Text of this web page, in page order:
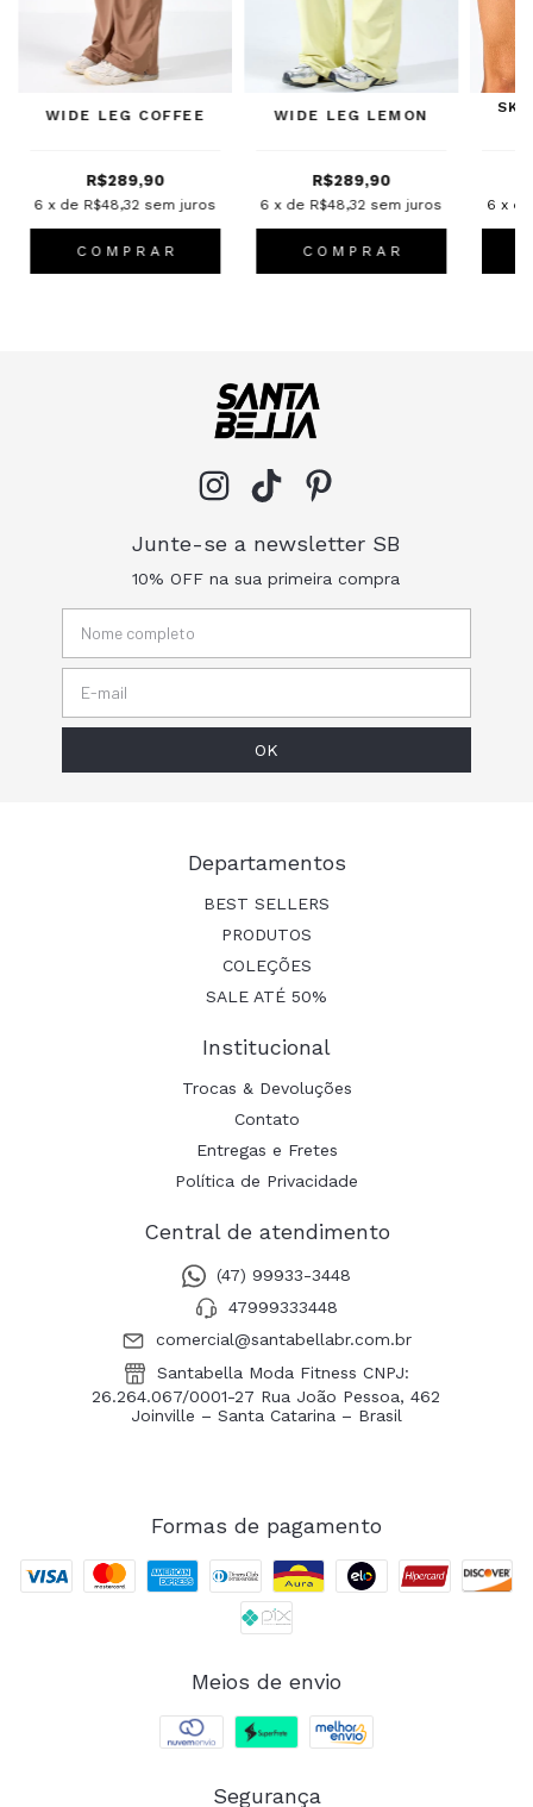
WIDE LEG COFFEE
R$289,90
6 x de R$48,32 sem juros
C O M P R A R
WIDE LEG LEMON
R$289,90
6 x de R$48,32 sem juros
C O M P R A R
6 x
Junte-se a newsletter SB
10% OFF na sua primeira compra
Departamentos
BEST SELLERS
PRODUTOS
COLEÇÕES
SALE ATÉ 50%
Institucional
Trocas & Devoluções
Contato
Entregas e Fretes
Política de Privacidade
Central de atendimento
(47) 99933-3448
47999333448
comercial@santabellabr.com.br
Santabella Moda Fitness CNPJ:
26.264.067/0001-27 Rua João Pessoa, 462
Joinville – Santa Catarina – Brasil
Formas de pagamento
Meios de envio
Segurança